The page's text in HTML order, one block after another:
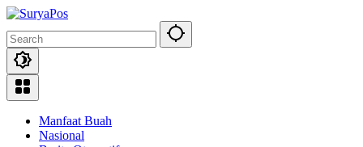
Skip
content
Manfaat Buah
Nasional